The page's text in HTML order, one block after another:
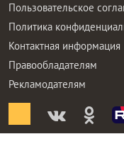
Пользовательское
Политика
Контактная информация
Правообладателям
Рекламодателям